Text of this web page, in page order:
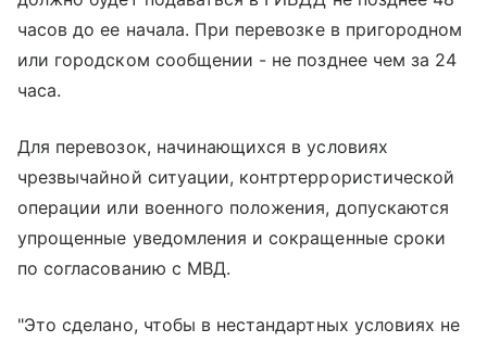
часов до ее начала. При перевозке в пригородном
или городском сообщении - не позднее чем за 24
часа.
Для перевозок, начинающихся в условиях
чрезвычайной ситуации, контртеррористической
операции или военного положения, допускаются
упрощенные уведомления и сокращенные сроки
по согласованию с МВД.
"Это сделано, чтобы в нестандартных условиях не